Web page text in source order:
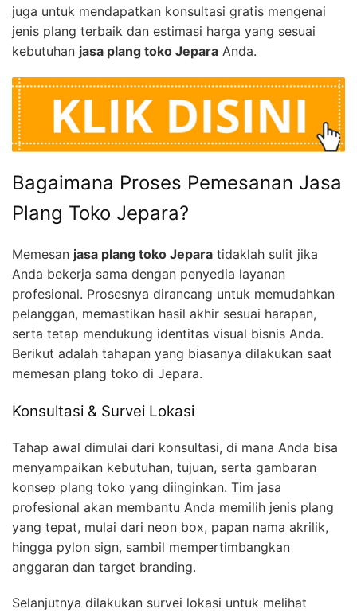
juga untuk mendapatkan konsultasi gratis mengenai
jenis plang terbaik dan estimasi harga yang sesuai
kebutuhan jasa plang toko Jepara Anda.
C
h
T
s
d
:
Bagaimana Proses Pemesanan Jasa
Plang Toko Jepara?
Memesan jasa plang toko Jepara tidaklah sulit jika
Anda bekerja sama dengan penyedia layanan
profesional. Prosesnya dirancang untuk memudahkan
pelanggan, memastikan hasil akhir sesuai harapan,
serta tetap mendukung identitas visual bisnis Anda.
Berikut adalah tahapan yang biasanya dilakukan saat
memesan plang toko di Jepara.
Konsultasi & Survei Lokasi
Tahap awal dimulai dari konsultasi, di mana Anda bisa
menyampaikan kebutuhan, tujuan, serta gambaran
konsep plang toko yang diinginkan. Tim jasa
profesional akan membantu Anda memilih jenis plang
yang tepat, mulai dari neon box, papan nama akrilik,
hingga pylon sign, sambil mempertimbangkan
anggaran dan target branding.
Selanjutnya dilakukan survei lokasi untuk melihat